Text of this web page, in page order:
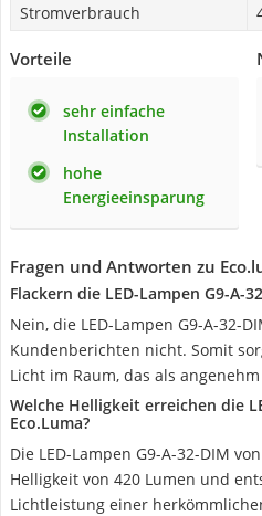
Stromverbrauch
Vorteile
sehr einfache
Installation
hohe
Energieeinsparung
Fragen und Antworten zu
Flackern die LED-Lampen G9-A-
Nein, die LED-Lampen G9-A-32-
Kundenberichten nicht. Somit
Licht im Raum, das als
Welche Helligkeit erreichen die
Eco.Luma?
Die LED-Lampen G9-A-32-DIM
Helligkeit von 420 Lumen und
Lichtleistung einer